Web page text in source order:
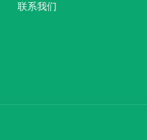
联系我们